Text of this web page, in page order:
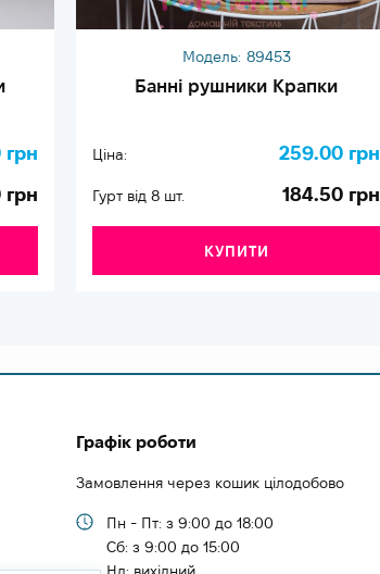
грн
грн
Модель: 89453
Банні рушники Крапки
Ціна: 259.00 грн
Гурт від 8 шт. 184.50 грн
КУПИТИ
Графік роботи
Замовлення через кошик цілодобово
Пн - Пт: з 9:00 до 18:00
Cб: з 9:00 до 15:00